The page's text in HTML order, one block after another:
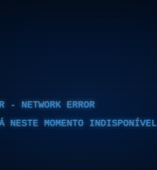
- NETWORK ERROR
NESTE MOMENTO INDISPONÍVEL